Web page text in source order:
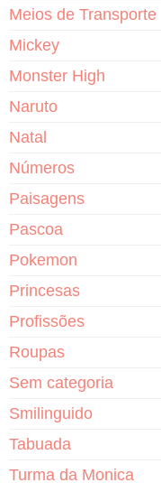
Meios de Transporte
Mickey
Monster High
Naruto
Natal
Números
Paisagens
Pascoa
Pokemon
Princesas
Profissões
Roupas
Sem categoria
Smilinguido
Tabuada
Turma da Monica